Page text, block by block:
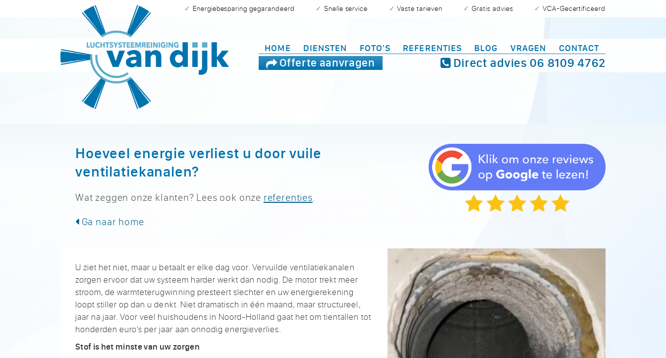
Direct advies 06 8109 4762
Offerte aanvragen
✓ Energiebesparing gegarandeerd ✓ Snelle service ✓ Vaste tarieven ✓ Gratis advies ✓ VCA-Gecertificeerd
HOME DIENSTEN FOTO'S REFERENTIES BLOG VRAGEN CONTACT
Hoeveel energie verliest u door vuile
ventilatiekanalen?
Wat zeggen onze klanten? Lees ook onze referenties.
Ga naar home
U ziet het niet, maar u betaalt er elke dag voor. Vervuilde ventilatiekanalen
zorgen ervoor dat uw systeem harder werkt dan nodig. De motor trekt meer
stroom, de warmteterugwinning presteert slechter en uw energierekening
loopt stiller op dan u denkt. Niet dramatisch in één maand, maar structureel,
jaar na jaar. Voor veel huishoudens in Noord-Holland gaat het om tientallen tot
honderden euro's per jaar aan onnodig energieverlies.
Stof is het minste van uw zorgen